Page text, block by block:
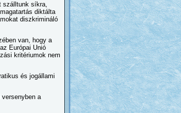
szálltunk síkra,
diktálta
diszkrimináló
van, hogy a
Európai Unió
kritériumok nem
és jogállami
a